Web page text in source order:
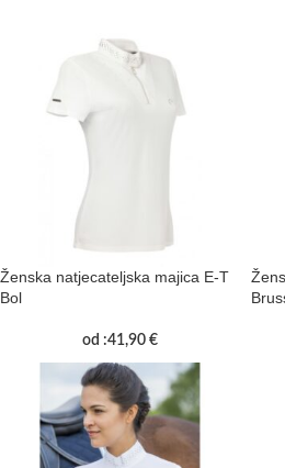
Ženska natjecateljska majica E-T
Bol
od :41,90 €